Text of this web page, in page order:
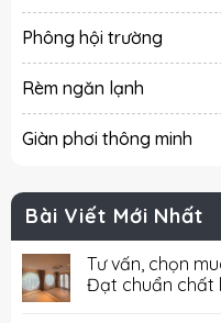
Phông hội trường
Rèm ngăn lạnh
Giàn phơi thông minh
Bài Viết Mới Nhất
Tư vấn, chọn
Đạt chuẩn chất